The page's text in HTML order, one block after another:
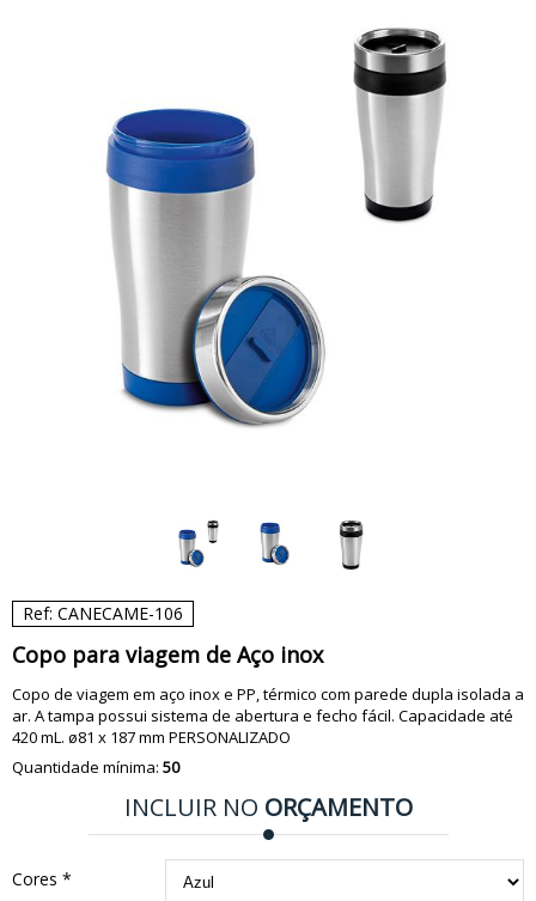
Ref: CANECAME-106
Copo para viagem de Aço inox
Copo de viagem em aço inox e PP, térmico com parede dupla isolada a
ar. A tampa possui sistema de abertura e fecho fácil. Capacidade até
420 mL. ø81 x 187 mm PERSONALIZADO
Quantidade mínima: 50
INCLUIR NO ORÇAMENTO
Cores *